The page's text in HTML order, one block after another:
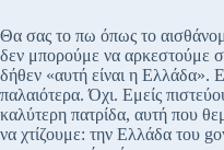
Θα σας το πω όπως το
δεν μπορούμε να αρκεστούμε
δήθεν «αυτή είναι η Ελλάδα».
παλαιότερα. Όχι. Εμείς
καλύτερη πατρίδα, αυτή που
να χτίζουμε: την Ελλάδα του